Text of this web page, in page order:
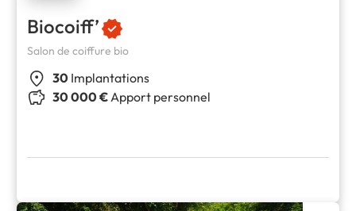
Biocoiff’
Salon de coiffure bio
30 Implantations
30 000 €Apport personnel